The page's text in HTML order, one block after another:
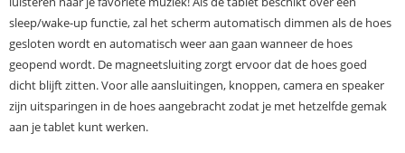
sleep/wake-up functie, zal het scherm automatisch dimmen als de hoes
gesloten wordt en automatisch weer aan gaan wanneer de hoes
geopend wordt. De magneetsluiting zorgt ervoor dat de hoes goed
dicht blijft zitten. Voor alle aansluitingen, knoppen, camera en speaker
zijn uitsparingen in de hoes aangebracht zodat je met hetzelfde gemak
aan je tablet kunt werken.